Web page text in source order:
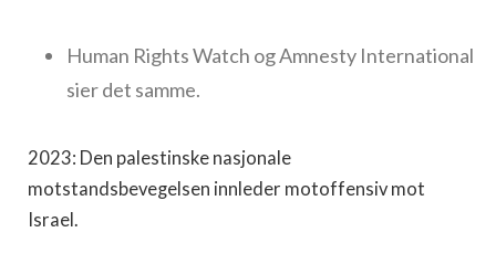
Human Rights Watch og Amnesty International
sier det samme.
2023: Den palestinske nasjonale
motstandsbevegelsen innleder motoffensiv mot
Israel.